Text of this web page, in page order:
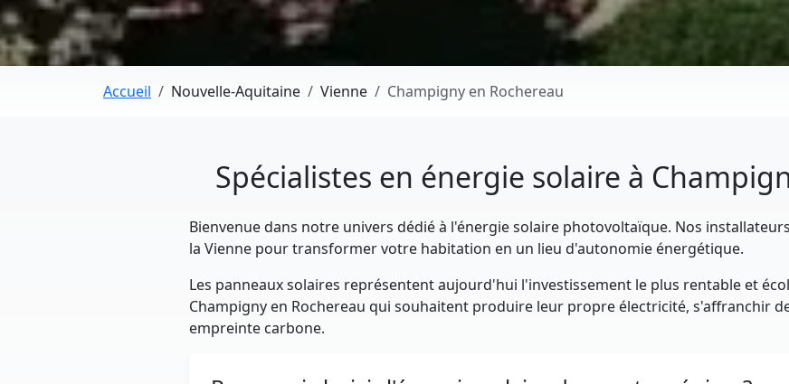
Accueil Nouvelle-Aquitaine Vienne Champigny en Rochereau
Spécialistes en énergie solaire à
Bienvenue dans notre univers dédié à l'énergie solaire photovoltaïque. Nos
la Vienne pour transformer votre habitation en un lieu d'autonomie énergétique.
Les panneaux solaires représentent aujourd'hui l'investissement le plus rentable et
Champigny en Rochereau qui souhaitent produire leur propre électricité, s'affranchir
empreinte carbone.